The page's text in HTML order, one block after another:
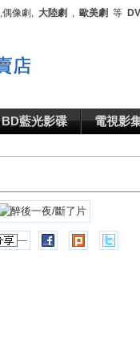
,偶像劇, 大陸劇 , 歐美劇 等
BD藍光影碟 電視影